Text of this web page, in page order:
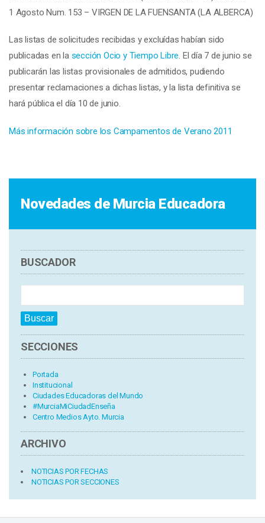
1 Agosto Num. 153 – VIRGEN DE LA FUENSANTA (LA ALBERCA)
Las listas de solicitudes recibidas y excluídas habían sido
publicadas en la sección Ocio y Tiempo Libre. El día 7 de junio se
publicarán las listas provisionales de admitidos, pudiendo
presentar reclamaciones a dichas listas, y la lista definitiva se
hará pública el día 10 de junio.
Más información sobre los Campamentos de Verano 2011
Novedades de Murcia Educadora
BUSCADOR
SECCIONES
Portada
Institucional
Ciudades Educadoras del Mundo
#MurciaMiCiudadEnseña
Centro Medios Ayto. Murcia
ARCHIVO
NOTICIAS POR FECHAS
NOTICIAS POR SECCIONES